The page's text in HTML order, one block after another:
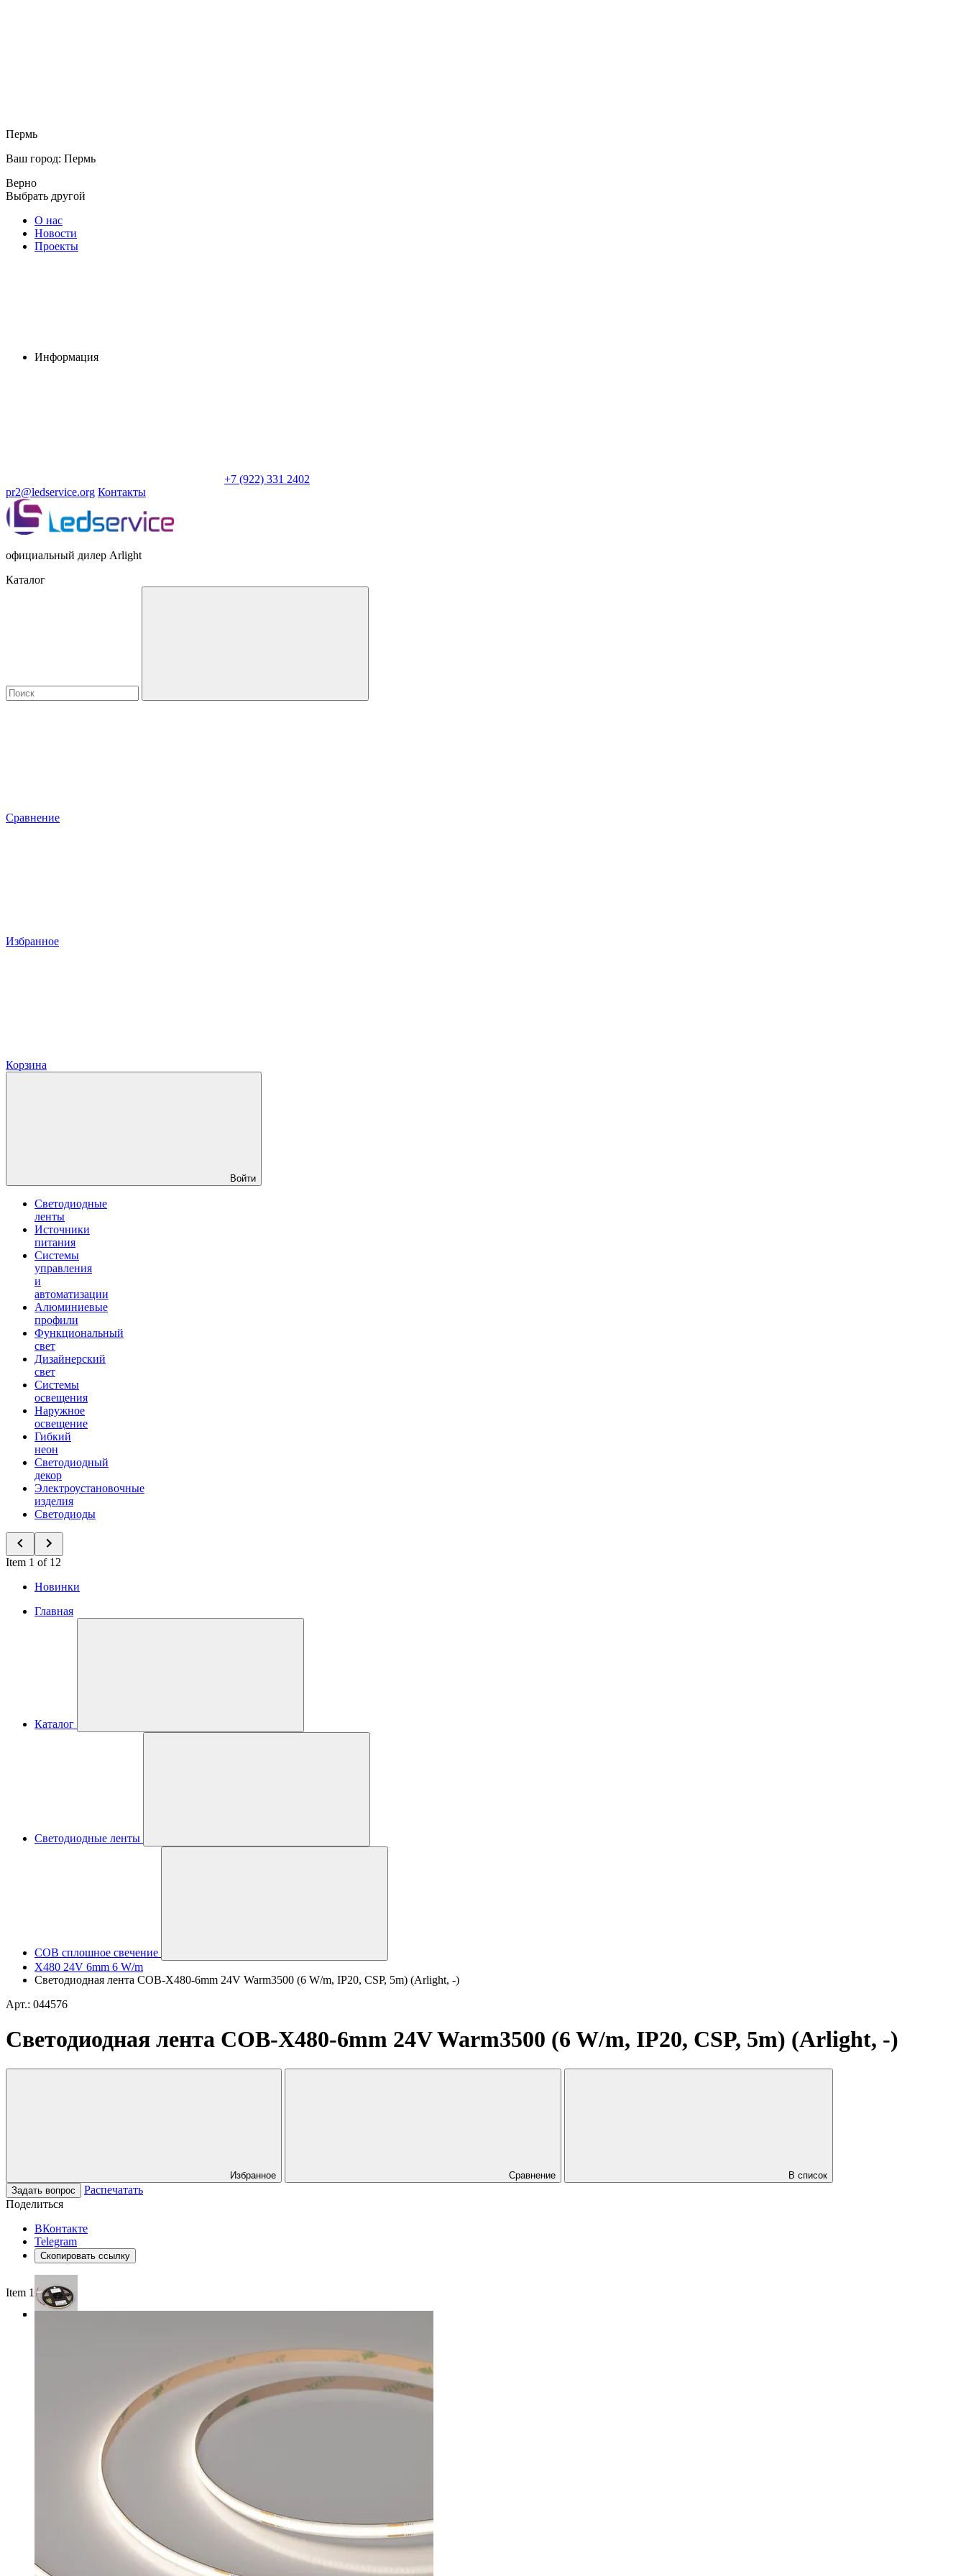
Пермь
Ваш город: Пермь
Верно
Выбрать другой
О нас
Новости
Проекты
Информация
+7 (922) 331 2402
pr2@ledservice.org Контакты
официальный дилер Arlight
Каталог
Сравнение
Избранное
Корзина
Войти
Светодиодные
ленты
Источники
питания
Системы
управления
и
автоматизации
Алюминиевые
профили
Функциональный
свет
Дизайнерский
свет
Системы
освещения
Наружное
освещение
Гибкий
неон
Светодиодный
декор
Электроустановочные
изделия
Светодиоды
Item 1 of 12
Новинки
Главная
Каталог
Светодиодные ленты
COB сплошное свечение
X480 24V 6mm 6 W/m
Светодиодная лента COB-X480-6mm 24V Warm3500 (6 W/m, IP20, CSP, 5m) (Arlight, -)
Арт.: 044576
Светодиодная лента COB-X480-6mm 24V Warm3500 (6 W/m, IP20, CSP, 5m) (Arlight, -)
Избранное Сравнение
В список
Задать вопрос
Распечатать
Поделиться
ВКонтакте
Telegram
Скопировать ссылку
Item 1 of 3